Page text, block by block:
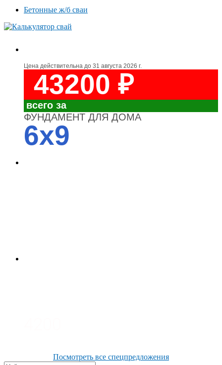
Бетонные ж/б сваи
Цена действительна до 31 августа 2026 г.
43200 ₽
всего за
ФУНДАМЕНТ ДЛЯ ДОМА
6x9
Посмотреть все спецпредложения